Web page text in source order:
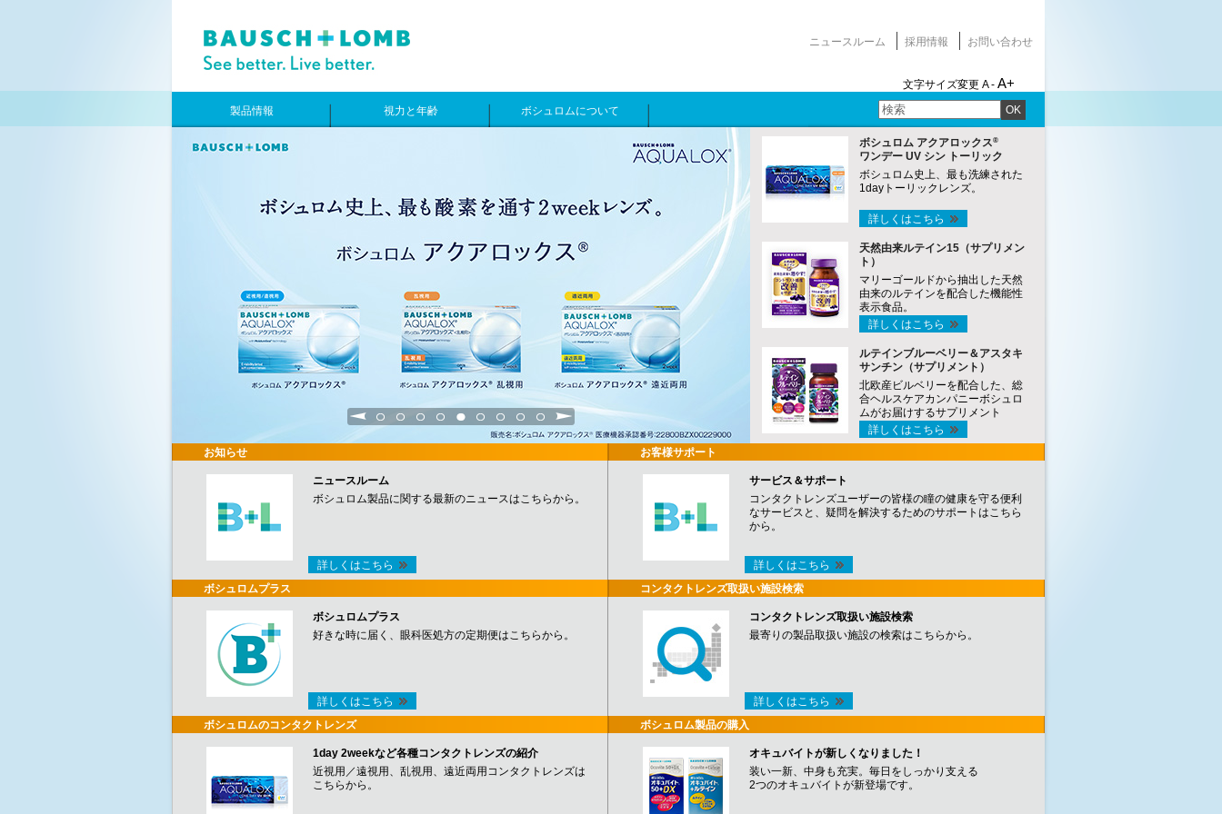
ニュースルーム 採用情報 お問い合わせ
文字サイズ変更 A - A+
OK
製品情報 視力と年齢 ボシュロムについて
1 2 3 4 5 6 7 8 9
ボシュロム アクアロックス®
ワンデー UV シン トーリック
ボシュロム史上、最も洗練された
1dayトーリックレンズ。
詳しくはこちら
天然由来ルテイン15（サプリメン
ト）
マリーゴールドから抽出した天然
由来のルテインを配合した機能性
表示食品。
詳しくはこちら
ルテインブルーベリー＆アスタキ
サンチン（サプリメント）
北欧産ビルベリーを配合した、総
合ヘルスケアカンパニーボシュロ
ムがお届けするサプリメント
詳しくはこちら
お知らせ
ニュースルーム
ボシュロム製品に関する最新のニュースはこちらから。
詳しくはこちら
ボシュロムプラス
ボシュロムプラス
好きな時に届く、眼科医処方の定期便はこちらから。
詳しくはこちら
ボシュロムのコンタクトレンズ
1day 2weekなど各種コンタクトレンズの紹介
近視用／遠視用、乱視用、遠近両用コンタクトレンズは
こちらから。
お客様サポート
サービス＆サポート
コンタクトレンズユーザーの皆様の瞳の健康を守る便利
なサービスと、疑問を解決するためのサポートはこちら
から。
詳しくはこちら
コンタクトレンズ取扱い施設検索
コンタクトレンズ取扱い施設検索
最寄りの製品取扱い施設の検索はこちらから。
詳しくはこちら
ボシュロム製品の購入
オキュバイトが新しくなりました！
装い一新、中身も充実。毎日をしっかり支える
2つのオキュバイトが新登場です。